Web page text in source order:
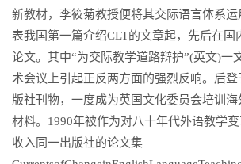
新教材，李筱菊教授便将其交际语言体系运
表我国第一篇介绍CLT的文章起，先后在国
论文。其中“为交际教学道路辩护”(英文)一
术会议上引起正反两方面的强烈反响。后
版社刊物，一度成为英国文化委员会培训
材料。1990年被作为对八十年代外语教学
收入同一出版社的论文集